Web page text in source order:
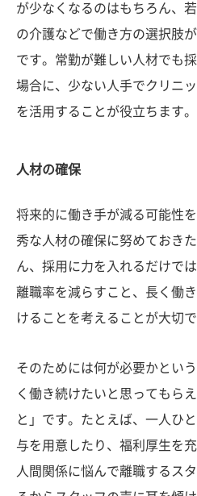
が少なくなるのはもちろん、
の介護などで働き方の選択肢
です。常勤が難しい人材でも
場合に、少ない人手でクリニ
を活用することが役立ちます。
人材の確保
将来的に働き手が減る可能性
秀な人材の確保に努めておき
ん、採用に力を入れるだけで
離職率を減らすこと、長く働
けることを考えることが大切で
そのためには何が必要かとい
く働き続けたいと思ってもら
と」です。たとえば、一人ひ
与を用意したり、福利厚生を
人間関係に悩んで離職するス